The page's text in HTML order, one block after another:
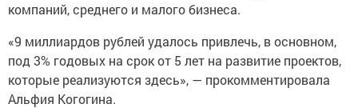
компаний, среднего и малого бизнеса.
«9 миллиардов рублей удалось привлечь, в основном,
под 3% годовых на срок от 5 лет на развитие проектов,
которые реализуются здесь», — прокомментировала
Альфия Когогина.